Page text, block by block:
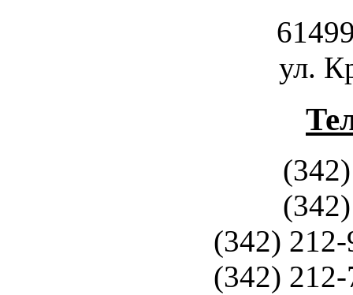
ул.
(342)
(342)